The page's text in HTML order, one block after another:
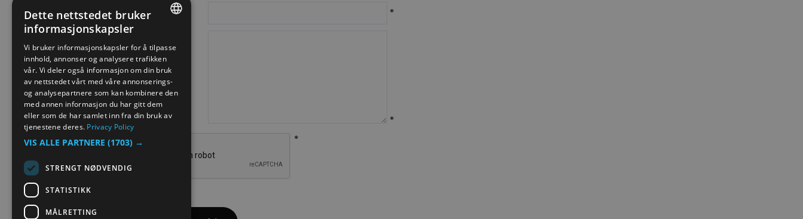
E-postadresse
*
Forespørsel
*
*
NORWEGIAN
GERMAN
Dette nettstedet bruker
informasjonskapsler
Vi bruker informasjonskapsler for å tilpasse
innhold, annonser og analysere trafikken
vår. Vi deler også informasjon om din bruk
av nettstedet vårt med våre annonserings-
og analysepartnere som kan kombinere den
med annen informasjon du har gitt dem
eller som de har samlet inn fra din bruk av
tjenestene deres. Privacy Policy
VIS ALLE PARTNERE (1703) →
STRENGT NØDVENDIG
STATISTIKK
MÅLRETTING